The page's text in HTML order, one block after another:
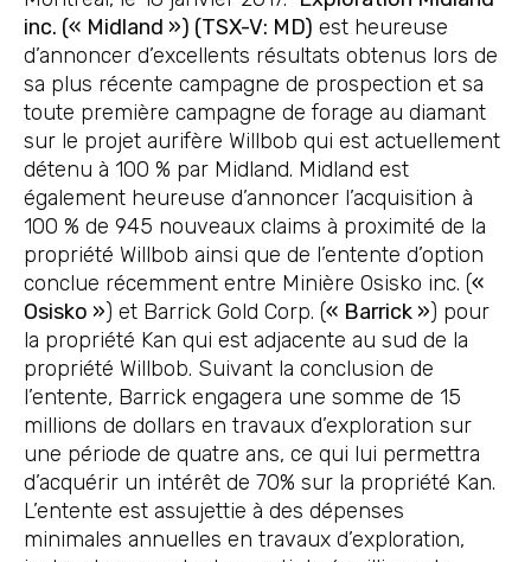
inc. (« Midland ») (TSX-V: MD) est heureuse
d’annoncer d’excellents résultats obtenus lors de
sa plus récente campagne de prospection et sa
toute première campagne de forage au diamant
sur le projet aurifère Willbob qui est actuellement
détenu à 100 % par Midland. Midland est
également heureuse d’annoncer l’acquisition à
100 % de 945 nouveaux claims à proximité de la
propriété Willbob ainsi que de l’entente d’option
conclue récemment entre Minière Osisko inc. («
Osisko ») et Barrick Gold Corp. (« Barrick ») pour
la propriété Kan qui est adjacente au sud de la
propriété Willbob. Suivant la conclusion de
l’entente, Barrick engagera une somme de 15
millions de dollars en travaux d’exploration sur
une période de quatre ans, ce qui lui permettra
d’acquérir un intérêt de 70% sur la propriété Kan.
L’entente est assujettie à des dépenses
minimales annuelles en travaux d’exploration,